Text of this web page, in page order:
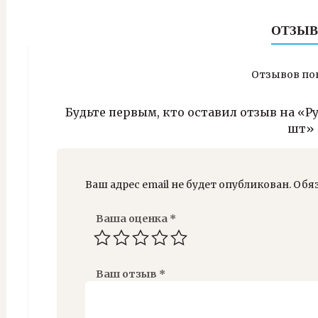
Отзывов
Будьте первым, кто оставил отзыв на
шт»
Ваш адрес email не будет опубликован.
Ваша оценка *
Ваш отзыв *